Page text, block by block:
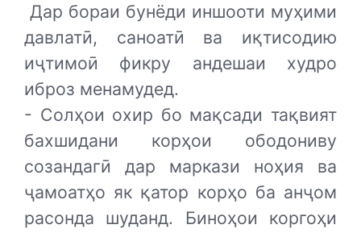
Дар бораи бунёди иншооти муҳими
давлатӣ, саноатӣ ва иқтисодию
иҷтимоӣ фикру андешаи худро
иброз менамудед.
- Солҳои охир бо мақсади тақвият
бахшидани корҳои ободониву
созандагӣ дар маркази ноҳия ва
ҷамоатҳо як қатор корҳо ба анҷом
расонда шуданд. Биноҳои коргоҳи